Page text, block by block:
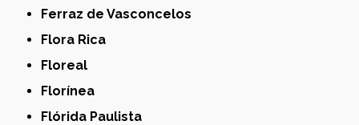
Ferraz de Vasconcelos
Flora Rica
Floreal
Florínea
Flórida Paulista